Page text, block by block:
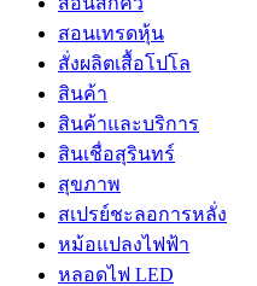
สอนเทรดหุ้น
สั่งผลิตเสื้อโปโล
สินค้า
สินค้าและบริการ
สินเชื่อสุรินทร์
สุขภาพ
สเปรย์ชะลอการหลั่ง
หม้อแปลงไฟฟ้า
หลอดไฟ LED